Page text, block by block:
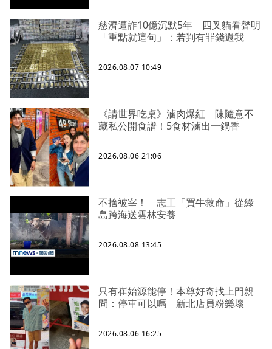
慈濟遭詐10億沉默5年 四叉貓看聲明
「重點就這句」：若判有罪錢還我
2026.08.07 10:49
《請世界吃桌》滷肉爆紅 陳隨意不
藏私公開食譜！5食材滷出一鍋香
2026.08.06 21:06
不捨被宰！ 志工「買牛救命」從綠
島跨海送雲林安養
2026.08.08 13:45
只有崔始源能停！本尊好奇找上門親
問：停車可以嗎 新北店員粉樂壞
2026.08.06 16:25